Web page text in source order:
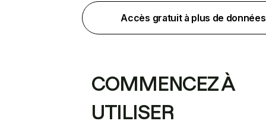
Accès gratuit à plus de données
COMMENCEZ À
UTILISER